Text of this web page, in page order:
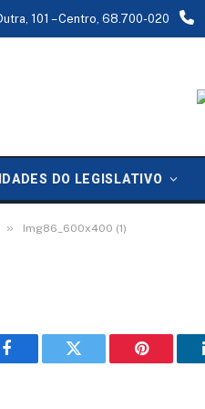
101 – Centro, 68.700-020
DO LEGISLATIVO
» Img86_600x400 (1)
Facebook Twitter Pinterest